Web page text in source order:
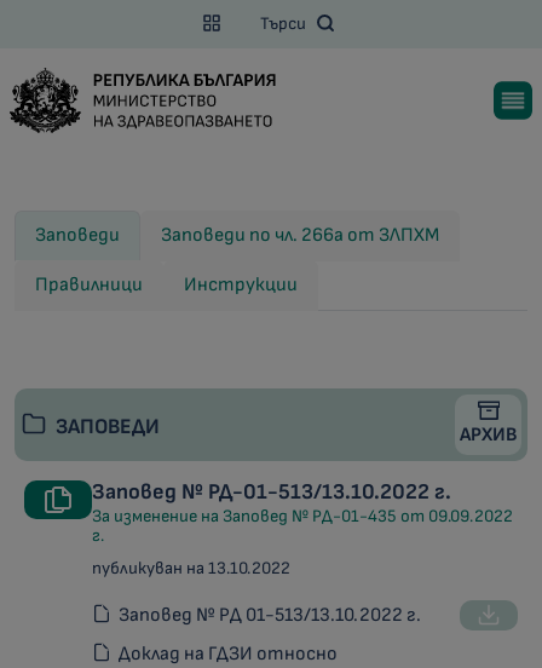
Търси
Заповеди Заповеди по чл. 266а от ЗЛПХМ
Правилници Инструкции
ЗАПОВЕДИ АРХИВ
Заповед № РД-01-513/13.10.2022 г.
За изменение на Заповед № РД-01-435 от 09.09.2022
г.
публикуван на 13.10.2022
Заповед № РД 01-513/13.10.2022 г.
Доклад на ГДЗИ относно